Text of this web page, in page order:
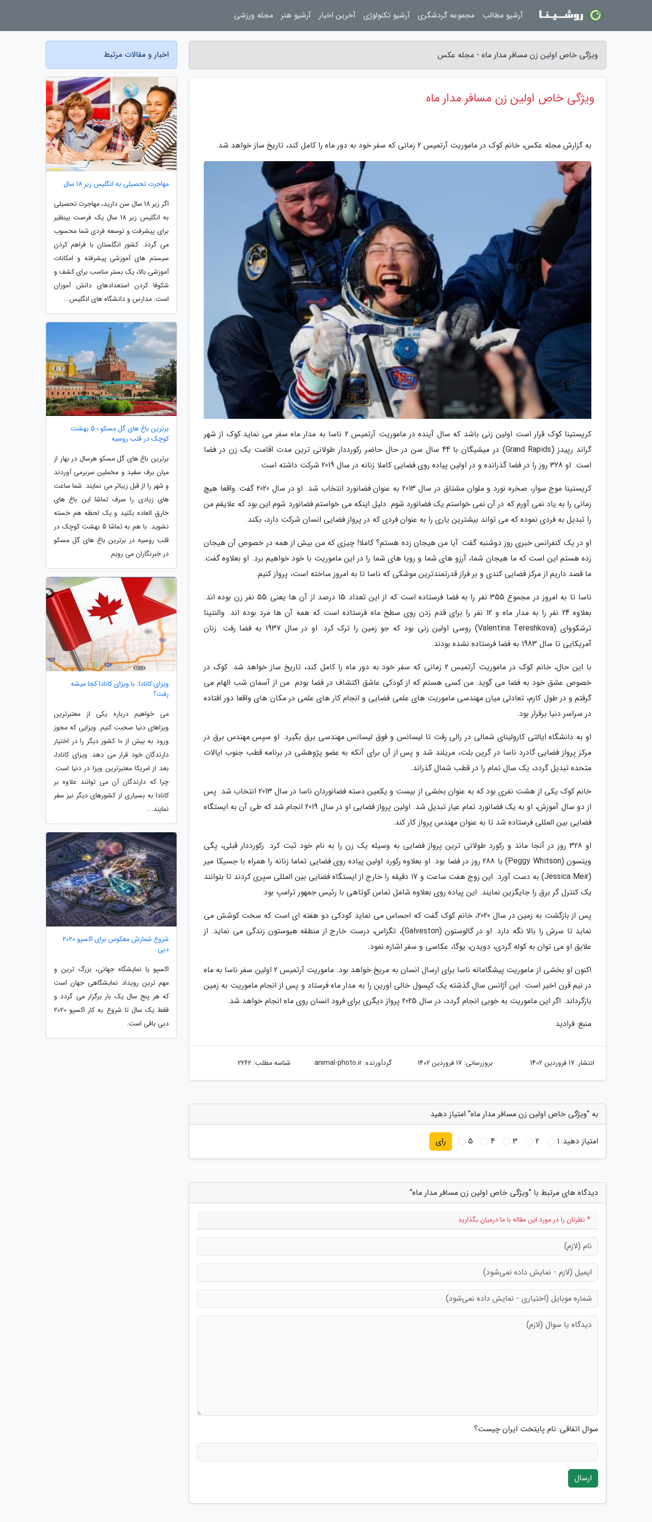
ویژگی خاص اولین زن مسافر مدار ماه - مجله عکس
ویژگی خاص اولین زن مسافر مدار ماه
به گزارش مجله عکس، خانم کوک در ماموریت آرتمیس 2 زمانی که سفر خود به دور ماه را کامل کند، تاریخ ساز خواهد شد.
کریستینا کوک قرار است اولین زنی باشد که سال آینده در ماموریت آرتمیس 2 ناسا به مدار ماه سفر می نماید.کوک از شهر
گراند رپیدز (Grand Rapids) در میشیگان با 44 سال سن در حال حاضر رکورددار طولانی ترین مدت اقامت یک زن در فضا
است. او 328 روز را در فضا گذرانده و در اولین پیاده روی فضایی کاملا زنانه در سال 2019 شرکت داشته است.
کریستینا موج سوار، صخره نورد و ملوان مشتاق در سال 2013 به عنوان فضانورد انتخاب شد. او در سال 2020 گفت: واقعا هیچ
زمانی را به یاد نمی آورم که در آن نمی خواستم یک فضانورد شوم. دلیل اینکه می خواستم فضانورد شوم این بود که علایقم من
را تبدیل به فردی نموده که می تواند بیشترین یاری را به عنوان فردی که در پرواز فضایی انسان شرکت دارد، بکند.
او در یک کنفرانس خبری روز دوشنبه گفت: آیا من هیجان زده هستم؟ کاملا! چیزی که من بیش از همه در خصوص آن هیجان
زده هستم این است که ما هیجان شما، آرزو های شما و رویا های شما را در این ماموریت با خود خواهیم برد. او بعلاوه گفت:
ما قصد داریم از مرکز فضایی کندی و بر فراز قدرتمندترین موشکی که ناسا تا به امروز ساخته است، پرواز کنیم.
ناسا تا به امروز در مجموع 355 نفر را به فضا فرستاده است که از این تعداد 15 درصد از آن ها یعنی 55 نفر زن بوده اند.
بعلاوه 24 نفر را به مدار ماه و 12 نفر را برای قدم زدن روی سطح ماه فرستاده است که همه آن ها مرد بوده اند. والنتینا
ترشکووای (Valentina Tereshkova) روسی اولین زنی بود که جو زمین را ترک کرد. او در سال 1937 به فضا رفت. زنان
آمریکایی تا سال 1983 به فضا فرستاده نشده بودند.
با این حال، خانم کوک در ماموریت آرتمیس 2 زمانی که سفر خود به دور ماه را کامل کند، تاریخ ساز خواهد شد. کوک در
خصوص عشق خود به فضا می گوید: من کسی هستم که از کودکی عاشق اکتشاف در فضا بودم. من از آسمان شب الهام می
گرفتم و در طول کارم، تعادلی میان مهندسی ماموریت های علمی فضایی و انجام کار های علمی در مکان های واقعا دور افتاده
در سراسر دنیا برقرار بود.
او به دانشگاه ایالتی کارولینای شمالی در رالی رفت تا لیسانس و فوق لیسانس مهندسی برق بگیرد. او سپس مهندس برق در
مرکز پرواز فضایی گادرد ناسا در گرین بلت، مریلند شد و پس از آن برای آنکه به عضو پژوهشی در برنامه قطب جنوب ایالات
متحده تبدیل گردد، یک سال تمام را در قطب شمال گذراند.
خانم کوک یکی از هشت نفری بود که به عنوان بخشی از بیست و یکمین دسته فضانوردان ناسا در سال 2013 انتخاب شد. پس
از دو سال آموزش، او به یک فضانورد تمام عیار تبدیل شد. اولین پرواز فضایی او در سال 2019 انجام شد که طی آن به ایستگاه
فضایی بین المللی فرستاده شد تا به عنوان مهندس پرواز کار کند.
او 328 روز در آنجا ماند و رکورد طولانی ترین پرواز فضایی به وسیله یک زن را به نام خود ثبت کرد. رکورددار قبلی، پگی
ویتسون (Peggy Whitson) با 288 روز در فضا بود. او بعلاوه رکورد اولین پیاده روی فضایی تماما زنانه را همراه با جسیکا میر
(Jessica Meir) به دست آورد. این زوج هفت ساعت و 17 دقیقه را خارج از ایستگاه فضایی بین المللی سپری کردند تا بتوانند
یک کنترل گر برق را جایگزین نمایند. این پیاده روی بعلاوه شامل تماس کوتاهی با رئیس جمهور ترامپ بود.
پس از بازگشت به زمین در سال 2020، خانم کوک گفت که احساس می نماید کودکی دو هفته ای است که سخت کوشش می
نماید تا سرش را بالا نگه دارد. او در گالوستون (Galveston)، تگزاس، درست خارج از منطقه هیوستون زندگی می نماید. از
علایق او می توان به کوله گردی، دویدن، یوگا، عکاسی و سفر اشاره نمود.
اکنون او بخشی از ماموریت پیشگامانه ناسا برای ارسال انسان به مریخ خواهد بود. ماموریت آرتمیس 2 اولین سفر ناسا به ماه
در نیم قرن اخیر است. این آژانس سال گذشته یک کپسول خالی اورین را به مدار ماه فرستاد و پس از انجام ماموریت به زمین
بازگرداند. اگر این ماموریت به خوبی انجام گردد، در سال 2025 پرواز دیگری برای فرود انسان روی ماه انجام خواهد شد.
منبع: فرادید
انتشار: 17 فروردین 1402 بروزرسانی: 17 فروردین 1402 گردآورنده:animal-photo.ir شناسه مطلب: 2262
به "ویژگی خاص اولین زن مسافر مدار ماه" امتیاز دهید
امتیاز دهید:1
2
3
4
5 رای
دیدگاه های مرتبط با "ویژگی خاص اولین زن مسافر مدار ماه"
* نظرتان را در مورد این مقاله با ما درمیان بگذارید
سوال اتفاقی: نام پایتخت ایران چیست؟
ارسال
اخبار و مقالات مرتبط
مهاجرت تحصیلی به انگلیس زیر 18 سال
اگر زیر 18 سال سن دارید، مهاجرت تحصیلی
به انگلیس زیر 18 سال یک فرصت بینظیر
برای پیشرفت و توسعه فردی شما محسوب
می گردد. کشور انگلستان با فراهم کردن
سیستم های آموزشی پیشرفته و امکانات
آموزشی بالا، یک بستر مناسب برای کشف و
شکوفا کردن استعدادهای دانش آموزان
است. مدارس و دانشگاه های انگلیس...
برترین باغ های گل مسکو ؛ 5 بهشت
کوچک در قلب روسیه
برترین باغ های گل مسکو هرسال در بهار از
میان برف سفید و مخملین سربرمی آوردند
و شهر را از قبل زیباتر می نمایند. شما ساعت
های زیادی را صرف تماشا این باغ های
خارق العاده بکنید و یک لحظه هم خسته
نشوید. با هم به تماشا 5 بهشت کوچک در
قلب روسیه در برترین باغ های گل مسکو
در خبرنگاران می رویم.
ویزای کانادا: با ویزای کانادا کجا میشه
رفت؟
می خواهیم درباره یکی از معتبرترین
ویزاهای دنیا صحبت کنیم. ویزایی که مجوز
ورود به بیش از 10 کشور دیگر را در اختیار
دارندگان خود قرار می دهد. ویزای کانادا،
بعد از امریکا معتبرترین ویزا در دنیا است.
چرا که دارندگان آن می توانند علاوه بر
کانادا به بسیاری از کشورهای دیگر نیز سفر
نمایند....
شروع شمارش معکوس برای اکسپو 2020
دبی
اکسپو یا نمایشگاه جهانی، بزرگ ترین و
مهم ترین رویداد نمایشگاهی جهان است
که هر پنج سال یک بار برگزار می گردد و
فقط یک سال تا شروع به کار اکسپو 2020
دبی باقی است.
آرشیو مطالب مجموعه گردشگری آرشیو تکنولوژی آخرین اخبار آرشیو هنر مجله ورزشی